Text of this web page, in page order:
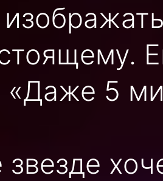
5